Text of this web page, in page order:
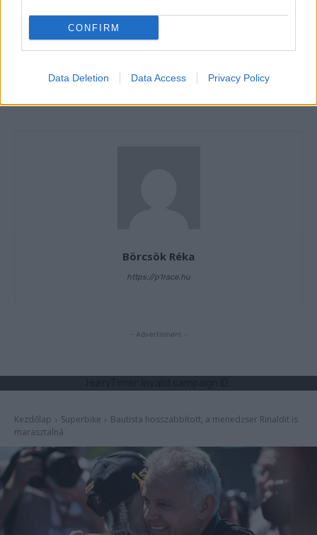
CONFIRM
Data Deletion Data Access Privacy Policy
Marc Márquez korábban
Sasaki: Minden egyes nap
Börcsök Réka
https://p1race.hu
- Advertisment -